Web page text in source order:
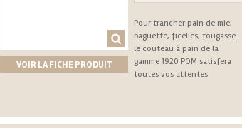
VOIR LA FICHE PRODUIT
Pour trancher pain de mie,
baguette, ficelles, fougasse…
le couteau à pain de la
gamme 1920 POM satisfera
toutes vos attentes